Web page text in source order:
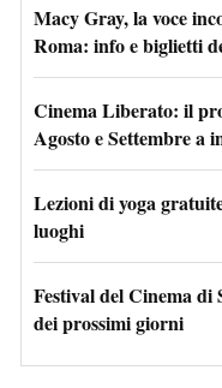
Macy Gray, la voce
Roma: info e biglietti
Cinema Liberato: il
Agosto e Settembre a
Lezioni di yoga
luoghi
Festival del Cinema
dei prossimi giorni